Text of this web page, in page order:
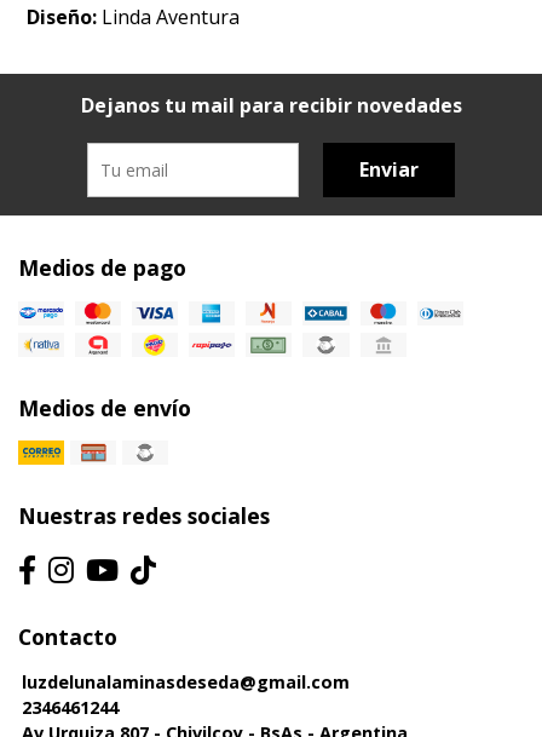
Diseño: Linda Aventura
Dejanos tu mail para recibir novedades
Enviar
Medios de pago
Medios de envío
Nuestras redes sociales
Contacto
luzdelunalaminasdeseda@gmail.com
2346461244